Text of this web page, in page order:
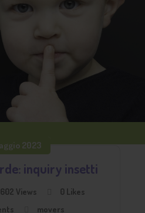
2023
inquiry insetti
602 Views 0 Likes
movers